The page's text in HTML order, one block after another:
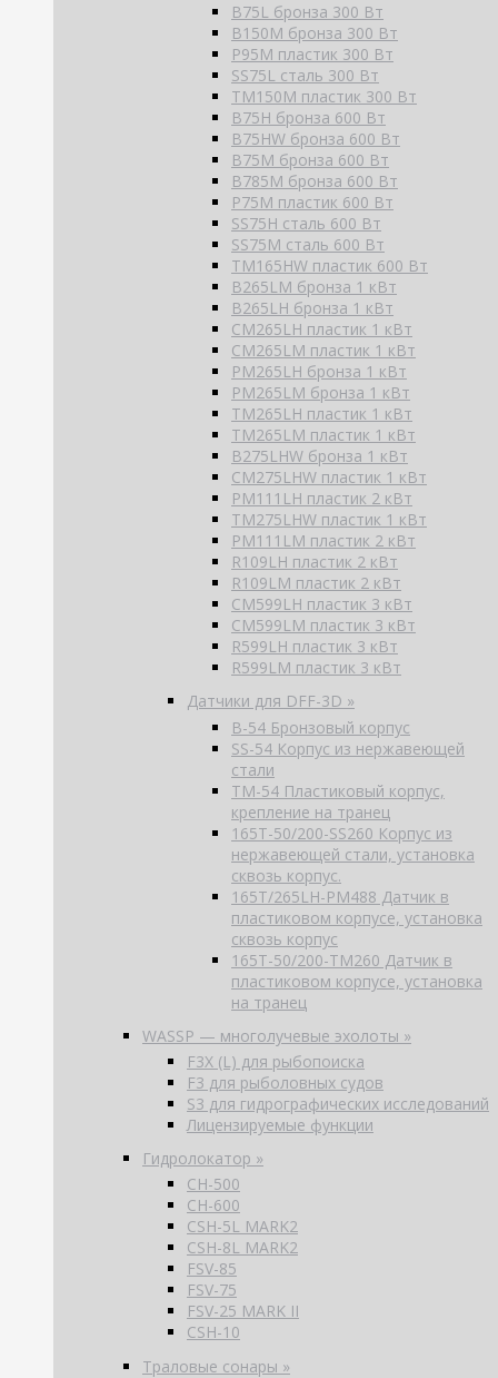
B75L бронза 300 Вт
B150M бронза 300 Вт
P95M пластик 300 Вт
SS75L сталь 300 Вт
TM150M пластик 300 Вт
B75H бронза 600 Вт
B75HW бронза 600 Вт
B75M бронза 600 Вт
B785M бронза 600 Вт
P75M пластик 600 Вт
SS75H сталь 600 Вт
SS75M сталь 600 Вт
TM165HW пластик 600 Вт
B265LM бронза 1 кВт
B265LH бронза 1 кВт
CM265LH пластик 1 кВт
CM265LM пластик 1 кВт
PM265LH бронза 1 кВт
PM265LM бронза 1 кВт
TM265LH пластик 1 кВт
TM265LM пластик 1 кВт
B275LHW бронза 1 кВт
CM275LHW пластик 1 кВт
PM111LH пластик 2 кВт
TM275LHW пластик 1 кВт
PM111LM пластик 2 кВт
R109LH пластик 2 кВт
R109LM пластик 2 кВт
CM599LH пластик 3 кВт
CM599LM пластик 3 кВт
R599LH пластик 3 кВт
R599LM пластик 3 кВт
Датчики для DFF-3D »
B-54 Бронзовый корпус
SS-54 Корпус из нержавеющей
стали
TM-54 Пластиковый корпус,
крепление на транец
165T-50/200-SS260 Корпус из
нержавеющей стали, установка
сквозь корпус.
165T/265LH-PM488 Датчик в
пластиковом корпусе, установка
сквозь корпус
165T-50/200-TM260 Датчик в
пластиковом корпусе, установка
на транец
WASSP — многолучевые эхолоты »
F3X (L) для рыбопоиска
F3 для рыболовных судов
S3 для гидрографических исследований
Лицензируемые функции
Гидролокатор »
CH-500
CH-600
CSH-5L MARK2
CSH-8L MARK2
FSV-85
FSV-75
FSV-25 MARK II
CSH-10
Траловые сонары »